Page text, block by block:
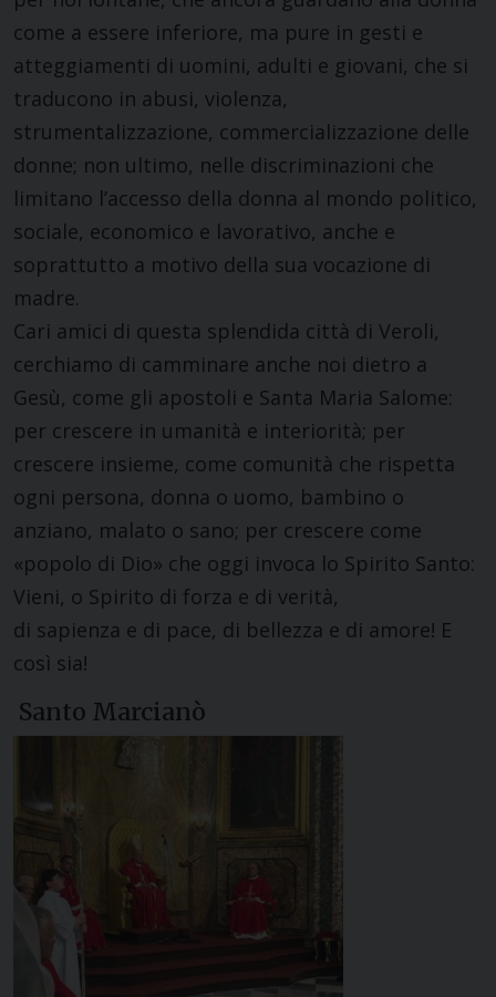
come a essere inferiore, ma pure in gesti e
atteggiamenti di uomini, adulti e giovani, che si
traducono in abusi, violenza,
strumentalizzazione, commercializzazione delle
donne; non ultimo, nelle discriminazioni che
limitano l’accesso della donna al mondo politico,
sociale, economico e lavorativo, anche e
soprattutto a motivo della sua vocazione di
madre.
Cari amici di questa splendida città di Veroli,
cerchiamo di camminare anche noi dietro a
Gesù, come gli apostoli e Santa Maria Salome:
per crescere in umanità e interiorità; per
crescere insieme, come comunità che rispetta
ogni persona, donna o uomo, bambino o
anziano, malato o sano; per crescere come
«popolo di Dio» che oggi invoca lo Spirito Santo:
Vieni, o Spirito di forza e di verità,
di sapienza e di pace, di bellezza e di amore! E
così sia!
Santo Marcianò